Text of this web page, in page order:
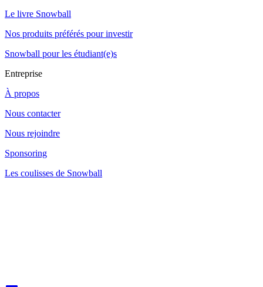
Le livre Snowball
Nos produits préférés pour investir
Snowball pour les étudiant(e)s
Entreprise
À propos
Nous contacter
Nous rejoindre
Sponsoring
Les coulisses de Snowball